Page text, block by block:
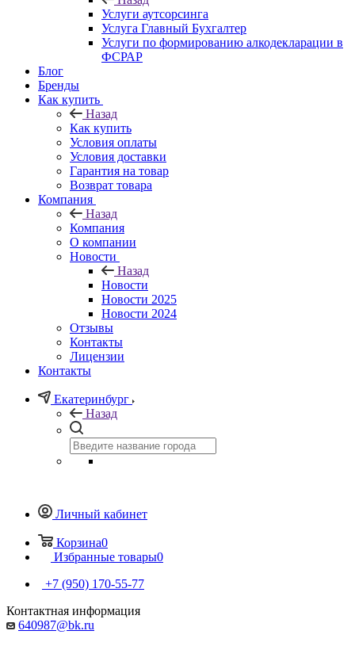
Услуги аутсорсинга
Услуга Главный Бухгалтер
Услуги по формированию алкодекларации в
ФСРАР
Блог
Бренды
Как купить
Назад
Как купить
Условия оплаты
Условия доставки
Гарантия на товар
Возврат товара
Компания
Назад
Компания
О компании
Новости
Назад
Новости
Новости 2025
Новости 2024
Отзывы
Контакты
Лицензии
Контакты
Екатеринбург
Назад
Личный кабинет
Корзина0
Избранные товары0
+7 (950) 170-55-77
Контактная информация
640987@bk.ru